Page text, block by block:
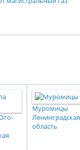
Муромицы
Ленинградская
область